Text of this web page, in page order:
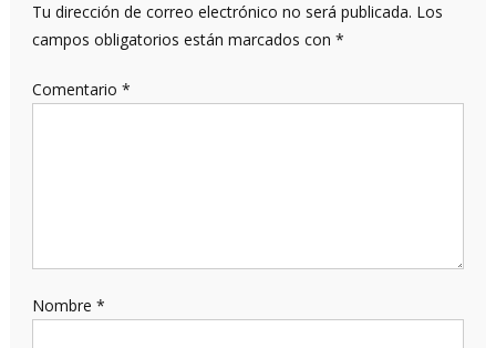
Tu dirección de correo electrónico no será publicada. Los
campos obligatorios están marcados con *
Comentario *
Nombre *